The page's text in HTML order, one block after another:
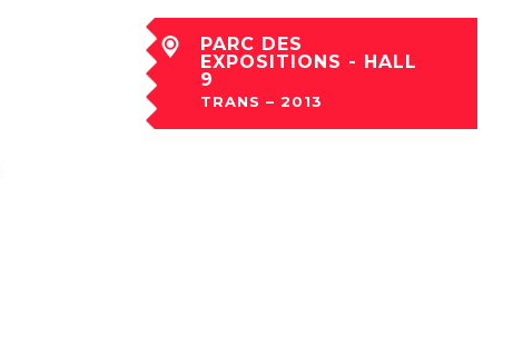
PARC DES
EXPOSITIONS - HALL
9
TRANS – 2013